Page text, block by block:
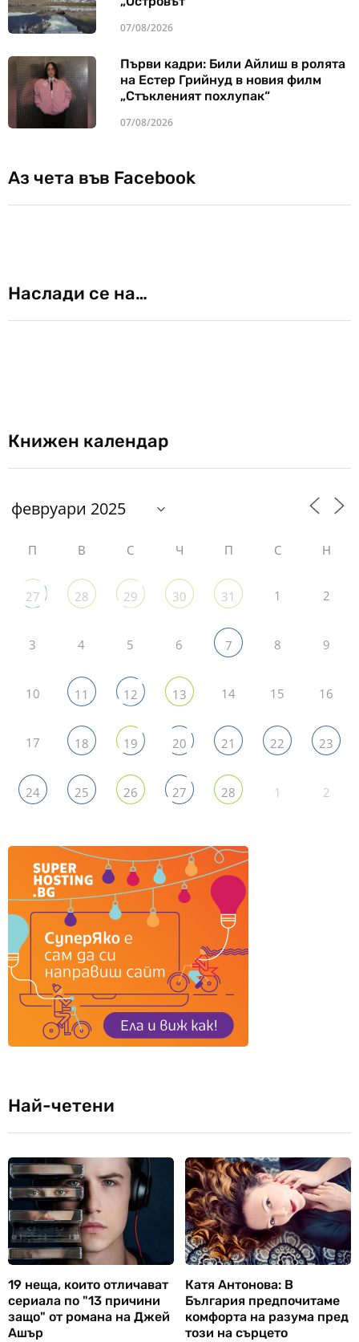
07/08/2026
Първи кадри: Били Айлиш в ролята
на Естер Грийнуд в новия филм
„Стъкленият похлупак“
07/08/2026
Аз чета във Facebook
Наслади се на…
Книжен календар
П В С Ч П С Н
27 28 29 30 31 1 2
3 4 5 6 7 8 9
10 11 12 13 14 15 16
17 18 19 20 21 22 23
24 25 26 27 28 1 2
Най-четени
19 неща, които отличават
сериала по "13 причини
защо" от романа на Джей
Ашър
Катя Антонова: В
България предпочитаме
комфорта на разума пред
този на сърцето